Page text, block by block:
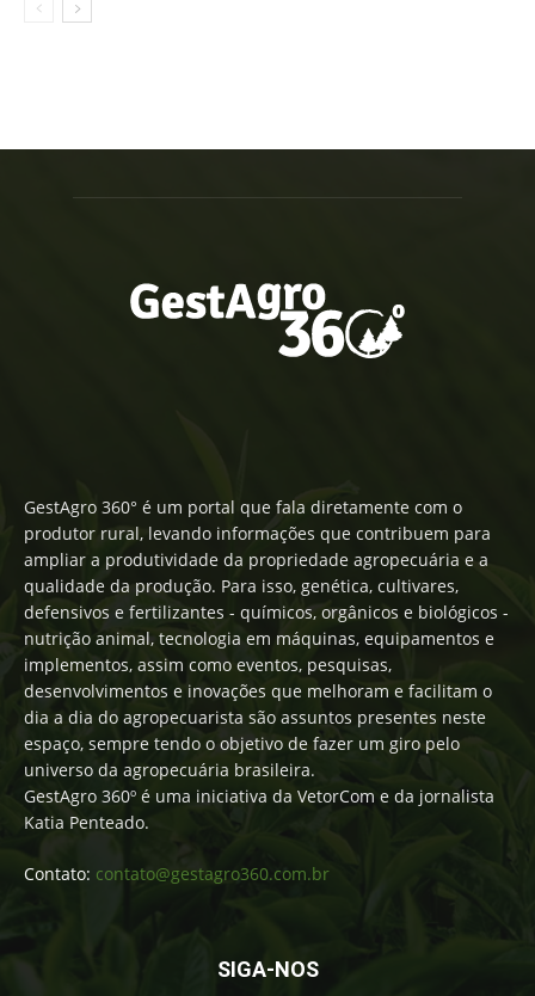
GestAgro 360° é um portal que fala diretamente com o
produtor rural, levando informações que contribuem para
ampliar a produtividade da propriedade agropecuária e a
qualidade da produção. Para isso, genética, cultivares,
defensivos e fertilizantes - químicos, orgânicos e biológicos -
nutrição animal, tecnologia em máquinas, equipamentos e
implementos, assim como eventos, pesquisas,
desenvolvimentos e inovações que melhoram e facilitam o
dia a dia do agropecuarista são assuntos presentes neste
espaço, sempre tendo o objetivo de fazer um giro pelo
universo da agropecuária brasileira.
GestAgro 360º é uma iniciativa da VetorCom e da jornalista
Katia Penteado.
Contato: contato@gestagro360.com.br
SIGA-NOS